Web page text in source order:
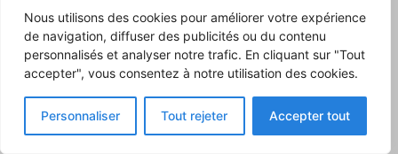
Nous utilisons des cookies pour améliorer votre expérience
de navigation, diffuser des publicités ou du contenu
personnalisés et analyser notre trafic. En cliquant sur "Tout
accepter", vous consentez à notre utilisation des cookies.
Personnaliser Tout rejeter Accepter tout